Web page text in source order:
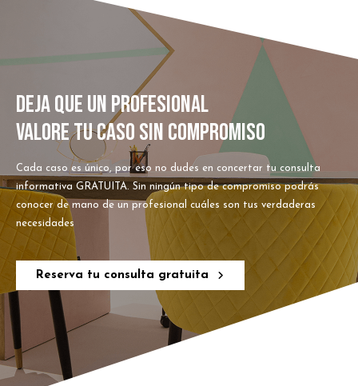
DEJA QUE UN PROFESIONAL
VALORE TU CASO SIN COMPROMISO
Cada caso es único, por eso no dudes en concertar tu consulta
informativa GRATUITA. Sin ningún tipo de compromiso podrás
conocer de mano de un profesional cuáles son tus verdaderas
necesidades
Reserva tu consulta gratuita